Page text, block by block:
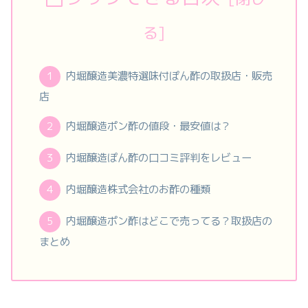
内堀醸造美濃特選味付ぽん酢の取扱店・販売
店
内堀醸造ポン酢の値段・最安値は？
内堀醸造ぽん酢の口コミ評判をレビュー
内堀醸造株式会社のお酢の種類
内堀醸造ポン酢はどこで売ってる？取扱店の
まとめ